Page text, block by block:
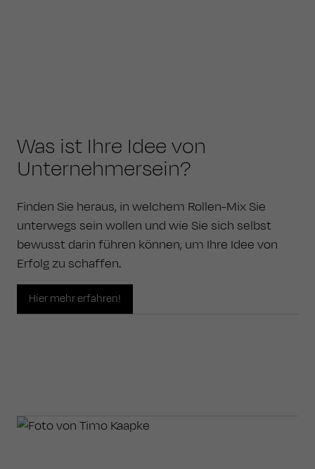
Was ist Ihre Idee von
Unternehmersein?
Finden Sie heraus, in welchem Rollen-Mix Sie
unterwegs sein wollen und wie Sie sich selbst
bewusst darin führen können, um Ihre Idee von
Erfolg zu schaffen.
Hier mehr erfahren!